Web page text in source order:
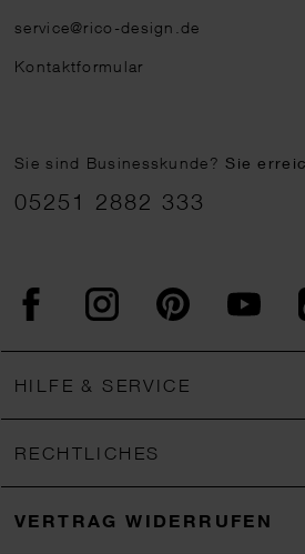
service@rico-design.de
Kontaktformular
Sie sind Businesskunde?Sie
05251 2882 333
FacebookInstagram Pinterest
HILFE & SERVICE
RECHTLICHES
VERTRAG WIDERRUFEN